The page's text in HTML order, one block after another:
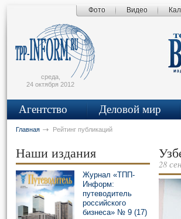
Фото Видео
среда,
24 октября 2012
Агентство Деловой мир
Главная Рейтинг публикаций
Наши издания
Журнал «ТПП-
Информ:
путеводитель
российского
бизнеса» № 9 (17)
28